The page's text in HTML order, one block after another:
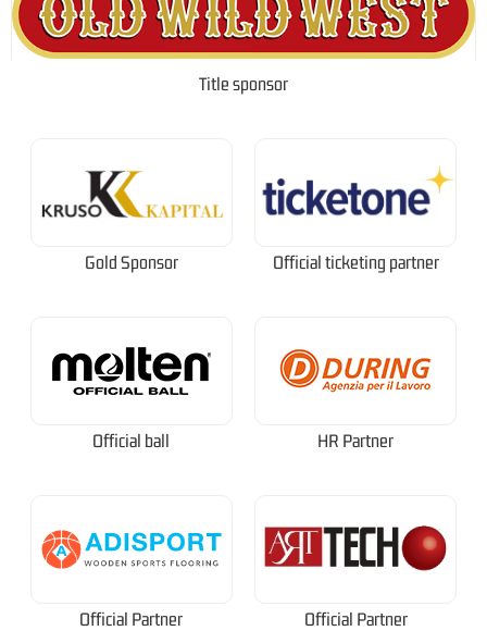
Title sponsor
Gold Sponsor Official ticketing partner
Official ball HR Partner
Official Partner Official Partner